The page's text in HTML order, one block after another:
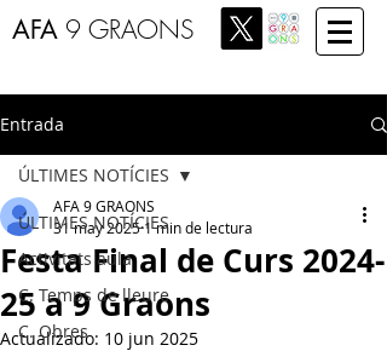
AFA 9 GRAONS
Entrada
ÚLTIMES NOTÍCIES
Activitats aula
C. Temps de lleure
C. Obres
ÚLTIMES NOTÍCIES
Festa Final de Curs 2024-
25 a 9 Graons
AFA 9 GRAONS
31 may 2025 1 min de lectura
Actualizado: 10 jun 2025